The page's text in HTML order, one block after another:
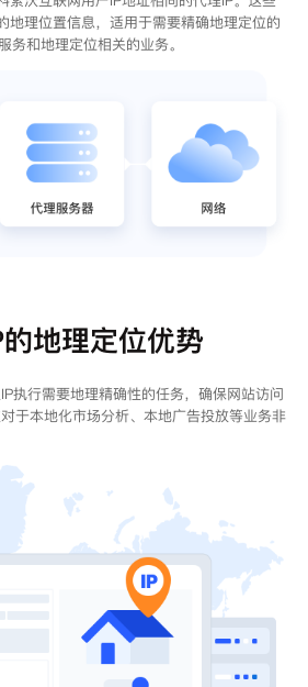
地理位置信息，适用于需要精确地理定位的
务和地理定位相关的业务。
地理定位优势
执行需要地理精确性的任务，确保网站访问
于本地化市场分析、本地广告投放等业务非